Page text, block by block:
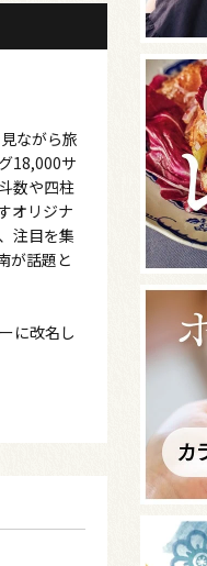
ながら旅
18,000サ
数や四柱
オリジナ
注目を集
が話題と
に改名し